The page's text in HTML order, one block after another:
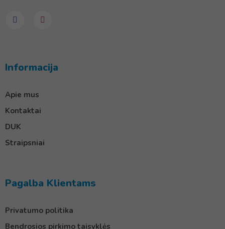
Informacija
Apie mus
Kontaktai
DUK
Straipsniai
Pagalba Klientams
Privatumo politika
Bendrosios pirkimo taisyklės